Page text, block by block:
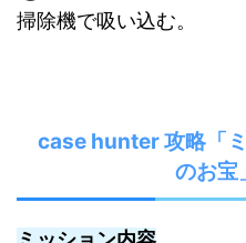
掃除機で吸い込む。
case hunter 攻略「
のお宝